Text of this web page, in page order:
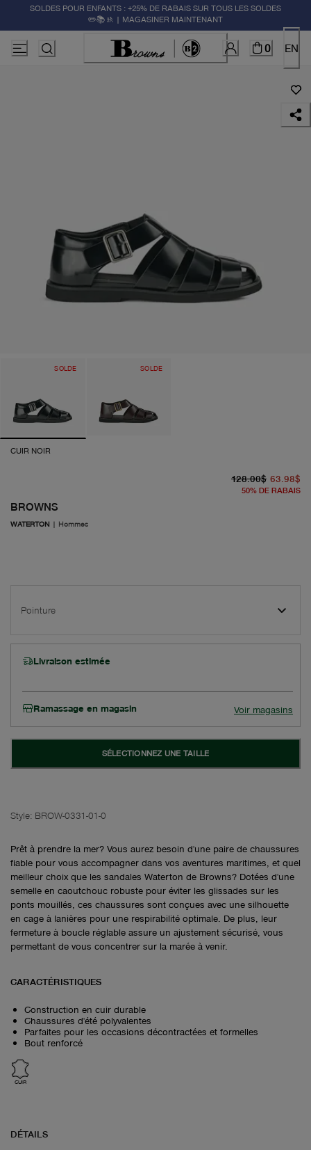
SOLDES POUR ENFANTS : +25% DE RABAIS SUR TOUS LES SOLDES
✏️📚🚸 | MAGASINER MAINTENANT
0 EN
SOLDE SOLDE
CUIR NOIR
BROWNS
WATERTON | Hommes
128.00$ 63.98$
50% DE RABAIS
Pointure
Livraison estimée
Ramassage en magasin Voir magasins
SÉLECTIONNEZ UNE TAILLE
Style: BROW-0331-01-0
Prêt à prendre la mer? Vous aurez besoin d'une paire de chaussures
fiable pour vous accompagner dans vos aventures maritimes, et quel
meilleur choix que les sandales Waterton de Browns? Dotées d'une
semelle en caoutchouc robuste pour éviter les glissades sur les
ponts mouillés, ces chaussures sont conçues avec une silhouette
en cage à lanières pour une respirabilité optimale. De plus, leur
fermeture à boucle réglable assure un ajustement sécurisé, vous
permettant de vous concentrer sur la marée à venir.
CARACTÉRISTIQUES
Construction en cuir durable
Chaussures d'été polyvalentes
Parfaites pour les occasions décontractées et formelles
Bout renforcé
CUIR
DÉTAILS